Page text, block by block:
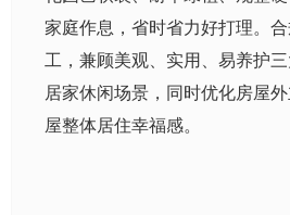
家庭作息，省时省力好打理。
工，兼顾美观、实用、易养护
居家休闲场景，同时优化房屋
屋整体居住幸福感。